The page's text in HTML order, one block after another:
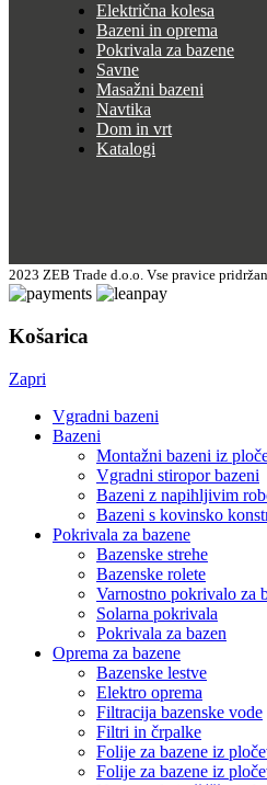
Električna kolesa
Bazeni in oprema
Pokrivala za bazene
Savne
Masažni bazeni
Navtika
Dom in vrt
Katalogi
2023 ZEB Trade d.o.o. Vse pravice
Košarica
Zapri
Vgradni bazeni
Bazeni
Montažni bazeni iz
Vgradni stiropor bazeni
Bazeni z napihljivim
Bazeni s kovinsko
Pokrivala za bazene
Bazenske strehe
Bazenske rolete
Varnostno pokrivalo za
Solarna pokrivala
Pokrivala za bazen
Oprema za bazene
Bazenske lestve
Elektro oprema
Filtracija bazenske vode
Filtri in črpalke
Folije za bazene iz
Folije za bazene iz